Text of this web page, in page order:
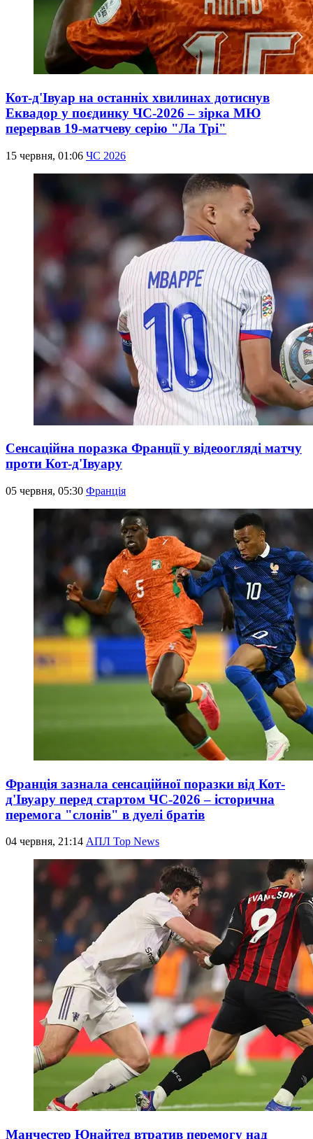
Кот-д'Івуар на останніх хвилинах дотиснув
Еквадор у поєдинку ЧС-2026 – зірка МЮ
перервав 19-матчеву серію "Ла Трі"
15 червня, 01:06 ЧС 2026
Сенсаційна поразка Франції у відеоогляді матчу
проти Кот-д'Івуару
05 червня, 05:30 Франція
Франція зазнала сенсаційної поразки від Кот-
д'Івуару перед стартом ЧС-2026 – історична
перемога "слонів" в дуелі братів
04 червня, 21:14 АПЛ Top News
Манчестер Юнайтед втратив перемогу над